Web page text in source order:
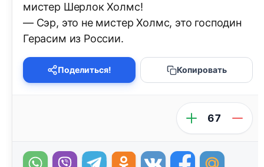
мистер Шерлок Холмс!
— Сэр, это не мистер Холмс, это господин
Герасим из России.
Поделиться! Копировать
67